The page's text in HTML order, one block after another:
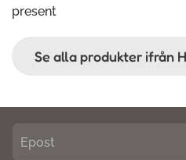
present
Se alla produkter ifrån